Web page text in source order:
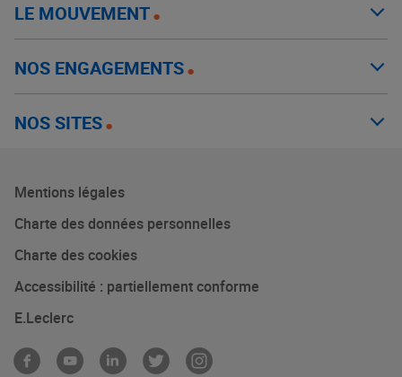
LE MOUVEMENT
NOS ENGAGEMENTS
NOS SITES
Mentions légales
Charte des données personnelles
Charte des cookies
Accessibilité : partiellement conforme
E.Leclerc